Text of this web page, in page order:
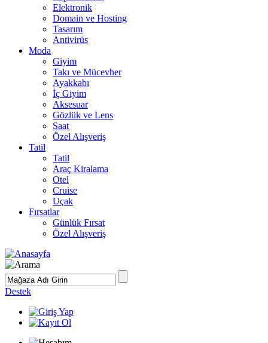
Elektronik
Domain ve Hosting
Tasarım
Antivirüs
Moda
Giyim
Takı ve Mücevher
Ayakkabı
İç Giyim
Aksesuar
Gözlük ve Lens
Saat
Özel Alışveriş
Tatil
Tatil
Araç Kiralama
Otel
Cruise
Uçak
Fırsatlar
Günlük Fırsat
Özel Alışveriş
Destek